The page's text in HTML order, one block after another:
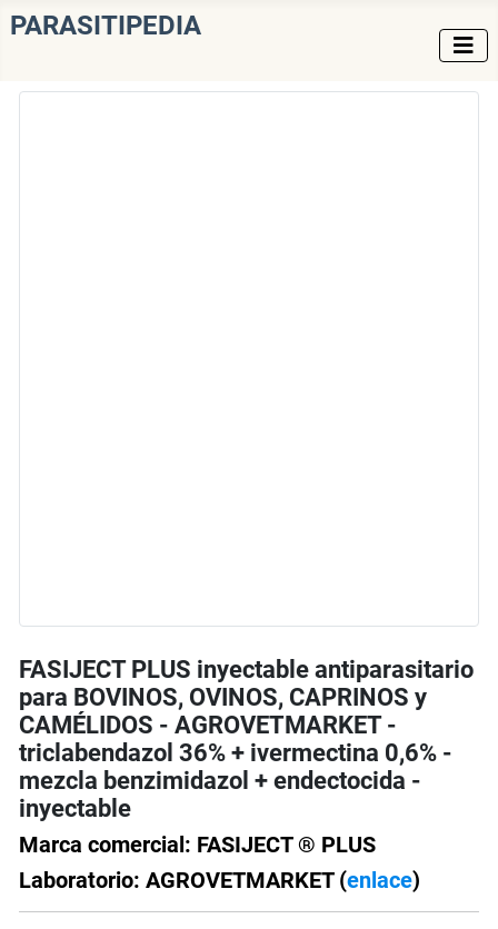
PARASITIPEDIA
FASIJECT PLUS inyectable antiparasitario
para BOVINOS, OVINOS, CAPRINOS y
CAMÉLIDOS - AGROVETMARKET -
triclabendazol 36% + ivermectina 0,6% -
mezcla benzimidazol + endectocida -
inyectable
Marca comercial: FASIJECT ® PLUS
Laboratorio: AGROVETMARKET (enlace)